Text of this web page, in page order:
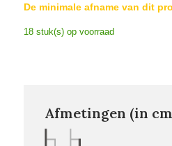
De minimale afname van dit
18 stuk(s) op voorraad
Afmetingen (in